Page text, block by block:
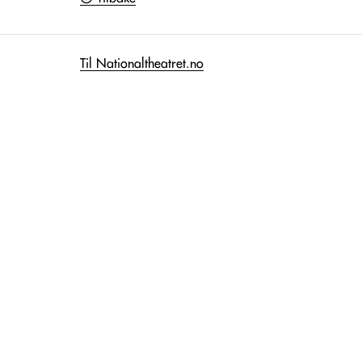
Til Nationaltheatret.no